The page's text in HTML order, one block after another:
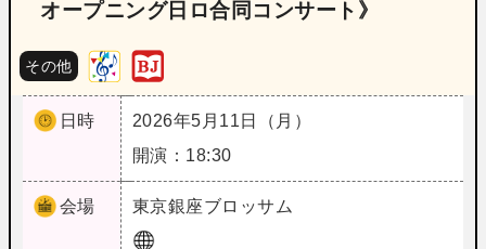
オープニング日ロ合同コンサート》
その他
日時
2026年5月11日（月）
開演：18:30
会場 東京銀座ブロッサム